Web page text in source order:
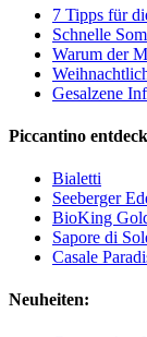
7 Tipps für
Schnelle
Warum der
Gesalzene
Piccantino
Bialetti
Seeberger
BioKing
Sapore di
Casale
Neuheiten: